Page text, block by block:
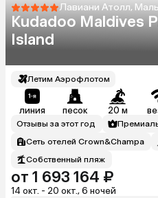
Лавиани Атолл,
Kudadoo Maldives
Island
Летим Аэрофлотом
линия песок 20 м
Отзывы за этот год
Сеть отелей Crown&Champa
Собственный пляж
от 1 693 164 ₽
14 окт. - 20 окт., 6 ночей